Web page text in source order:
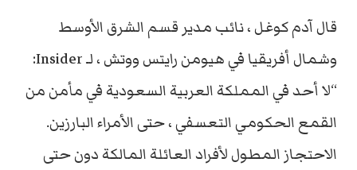
قال آدم كوغل ، نائب مدير قسم الشرق الأوسط
وشمال أفريقيا في هيومن رايتس ووتش ، لـ Insider:
“لا أحد في المملكة العربية السعودية في مأمن من
القمع الحكومي التعسفي ، حتى الأمراء البارزين.
الاحتجاز المطول لأفراد العائلة المالكة دون حتى